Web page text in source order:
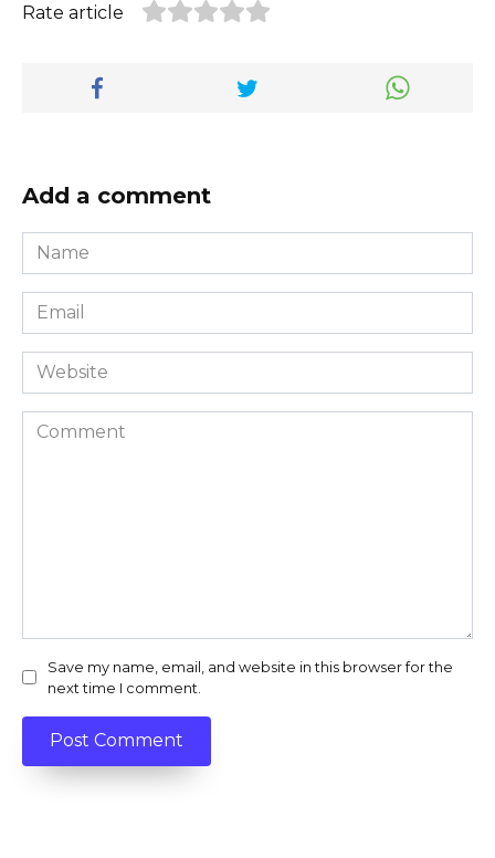
Rate article
Add a comment
Name
*
Email
*
Website
Comment
Save my name, email, and website in this browser for the
next time I comment.